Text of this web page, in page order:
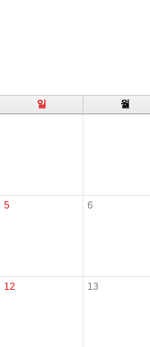
일 월
5 6
12 13